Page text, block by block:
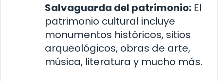
Salvaguarda del patrimonio: El
patrimonio cultural incluye
monumentos históricos, sitios
arqueológicos, obras de arte,
música, literatura y mucho más.